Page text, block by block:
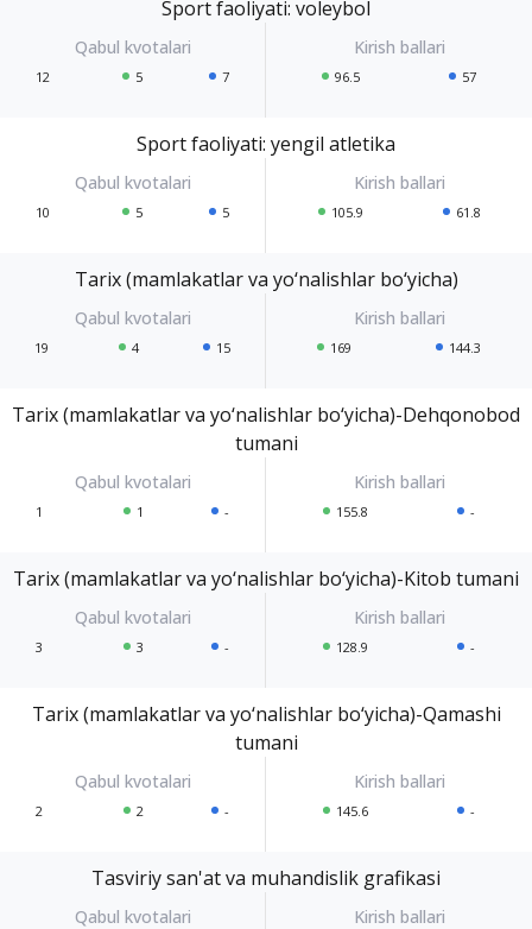
Sport faoliyati: voleybol
12 5 7 96.5 57
Sport faoliyati: yengil atletika
10 5 5 105.9 61.8
Tarix (mamlakatlar va yo‘nalishlar bo‘yicha)
19 4 15 169 144.3
Tarix (mamlakatlar va yo‘nalishlar bo‘yicha)-Dehqonobod
tumani
1 1 - 155.8 -
Tarix (mamlakatlar va yo‘nalishlar bo‘yicha)-Kitob tumani
3 3 - 128.9 -
Tarix (mamlakatlar va yo‘nalishlar bo‘yicha)-Qamashi
tumani
2 2 - 145.6 -
Tasviriy san'at va muhandislik grafikasi